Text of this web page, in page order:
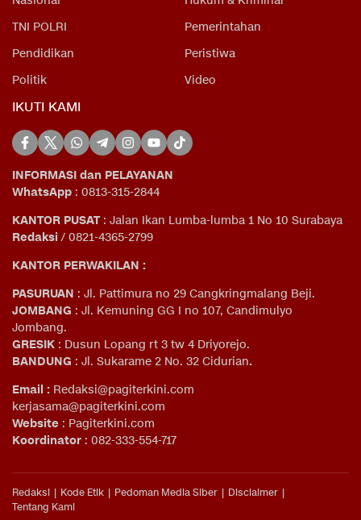
TNI POLRI
Pemerintahan
Pendidikan
Peristiwa
Politik
Video
IKUTI KAMI
INFORMASI dan PELAYANAN
WhatsApp : 0813-315-2844
KANTOR PUSAT: Jalan Ikan Lumba-lumba 1 No 10 Surabaya
Redaksi / 0821-4365-2799
KANTOR PERWAKILAN :
PASURUAN : Jl. Pattimura no 29 Cangkringmalang Beji.
JOMBANG : Jl. Kemuning GG I no 107, Candimulyo
Jombang.
GRESIK : Dusun Lopang rt 3 tw 4 Driyorejo.
BANDUNG : Jl. Sukarame 2 No. 32 Cidurian.
Email : Redaksi@pagiterkini.com
kerjasama@pagiterkini.com
Website : Pagiterkini.com
Koordinator : 082-333-554-717
Redaksi Kode Etik Pedoman Media Siber
Disclaimer
Tentang Kami